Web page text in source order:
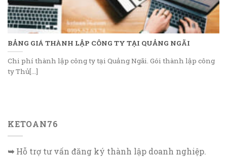
BẢNG GIÁ THÀNH LẬP CÔNG TY TẠI QUẢNG NGÃI
Chi phí thành lập công ty tại Quảng Ngãi. Gói thành lập công
ty Thủ[...]
KETOAN76
➥Hỗ trợ tư vấn đăng ký thành lập doanh nghiệp.